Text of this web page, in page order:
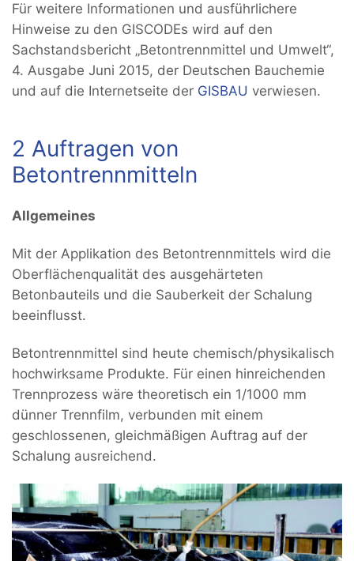
Für weitere Informationen und ausführlichere
Hinweise zu den GISCODEs wird auf den
Sachstandsbericht „Betontrennmittel und Umwelt“,
4. Ausgabe Juni 2015, der Deutschen Bauchemie
und auf die Internetseite der GISBAU verwiesen.
2 Auftragen von
Betontrennmitteln
Allgemeines
Mit der Applikation des Betontrennmittels wird die
Oberflächenqualität des ausgehärteten
Betonbauteils und die Sauberkeit der Schalung
beeinflusst.
Betontrennmittel sind heute chemisch/physikalisch
hochwirksame Produkte. Für einen hinreichenden
Trennprozess wäre theoretisch ein 1/1000 mm
dünner Trennfilm, verbunden mit einem
geschlossenen, gleichmäßigen Auftrag auf der
Schalung ausreichend.